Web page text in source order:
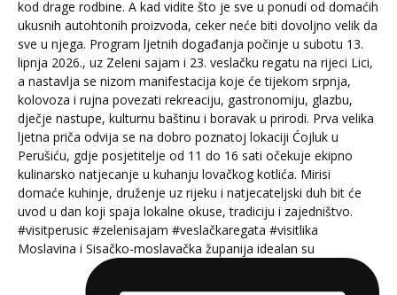
Moslavina i Sisačko-moslavačka županija idealan su